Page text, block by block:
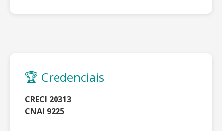
🏆 Credenciais
CRECI 20313
CNAI 9225